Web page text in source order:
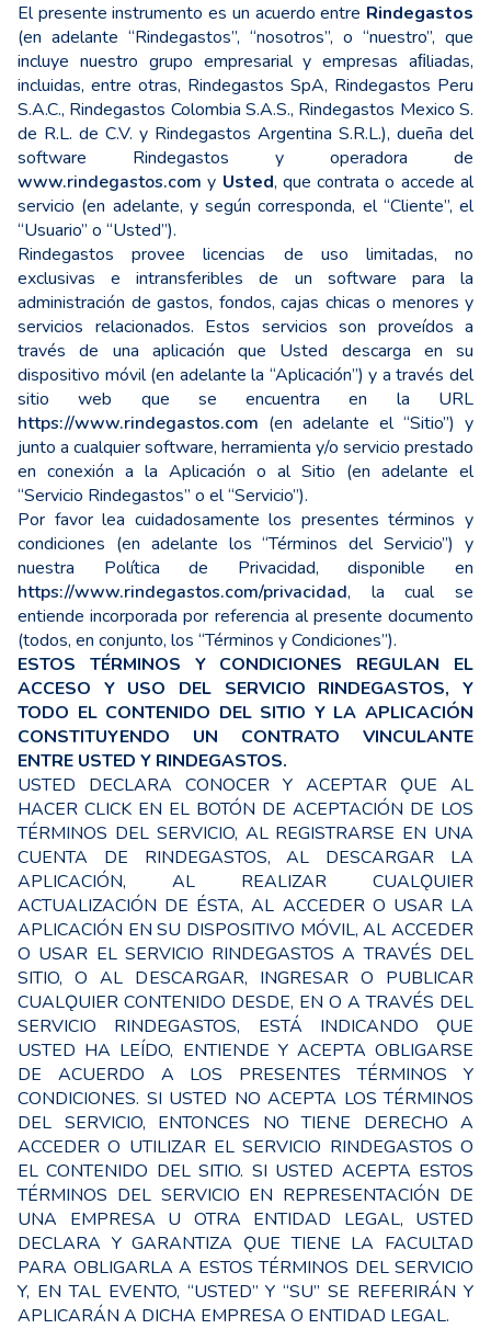
El presente instrumento es un acuerdo entre Rindegastos
(en adelante “Rindegastos”, “nosotros”, o “nuestro”, que
incluye nuestro grupo empresarial y empresas aﬁliadas,
incluidas, entre otras, Rindegastos SpA, Rindegastos Peru
S.A.C., Rindegastos Colombia S.A.S., Rindegastos Mexico S.
de R.L. de C.V. y Rindegastos Argentina S.R.L.), dueña del
software Rindegastos y operadora de
www.rindegastos.com y Usted, que contrata o accede al
servicio (en adelante, y según corresponda, el “Cliente”, el
“Usuario” o “Usted”).
Rindegastos provee licencias de uso limitadas, no
exclusivas e intransferibles de un software para la
administración de gastos, fondos, cajas chicas o menores y
servicios relacionados. Estos servicios son proveídos a
través de una aplicación que Usted descarga en su
dispositivo móvil (en adelante la “Aplicación”) y a través del
sitio web que se encuentra en la URL
https://www.rindegastos.com (en adelante el “Sitio”) y
junto a cualquier software, herramienta y/o servicio prestado
en conexión a la Aplicación o al Sitio (en adelante el
“Servicio Rindegastos” o el “Servicio”).
Por favor lea cuidadosamente los presentes términos y
condiciones (en adelante los “Términos del Servicio”) y
nuestra Política de Privacidad, disponible en
https://www.rindegastos.com/privacidad, la cual se
entiende incorporada por referencia al presente documento
(todos, en conjunto, los “Términos y Condiciones”).
ESTOS TÉRMINOS Y CONDICIONES REGULAN EL
ACCESO Y USO DEL SERVICIO RINDEGASTOS, Y
TODO EL CONTENIDO DEL SITIO Y LA APLICACIÓN
CONSTITUYENDO UN CONTRATO VINCULANTE
ENTRE USTED Y RINDEGASTOS.
USTED DECLARA CONOCER Y ACEPTAR ǪUE AL
HACER CLICK EN EL BOTÓN DE ACEPTACIÓN DE LOS
TÉRMINOS DEL SERVICIO, AL REGISTRARSE EN UNA
CUENTA DE RINDEGASTOS, AL DESCARGAR LA
APLICACIÓN, AL REALIZAR CUALǪUIER
ACTUALIZACIÓN DE ÉSTA, AL ACCEDER O USAR LA
APLICACIÓN EN SU DISPOSITIVO MÓVIL, AL ACCEDER
O USAR EL SERVICIO RINDEGASTOS A TRAVÉS DEL
SITIO, O AL DESCARGAR, INGRESAR O PUBLICAR
CUALǪUIER CONTENIDO DESDE, EN O A TRAVÉS DEL
SERVICIO RINDEGASTOS, ESTÁ INDICANDO ǪUE
USTED HA LEÍDO, ENTIENDE Y ACEPTA OBLIGARSE
DE ACUERDO A LOS PRESENTES TÉRMINOS Y
CONDICIONES. SI USTED NO ACEPTA LOS TÉRMINOS
DEL SERVICIO, ENTONCES NO TIENE DERECHO A
ACCEDER O UTILIZAR EL SERVICIO RINDEGASTOS O
EL CONTENIDO DEL SITIO. SI USTED ACEPTA ESTOS
TÉRMINOS DEL SERVICIO EN REPRESENTACIÓN DE
UNA EMPRESA U OTRA ENTIDAD LEGAL, USTED
DECLARA Y GARANTIZA ǪUE TIENE LA FACULTAD
PARA OBLIGARLA A ESTOS TÉRMINOS DEL SERVICIO
Y, EN TAL EVENTO, “USTED” Y “SU” SE REFERIRÁN Y
APLICARÁN A DICHA EMPRESA O ENTIDAD LEGAL.